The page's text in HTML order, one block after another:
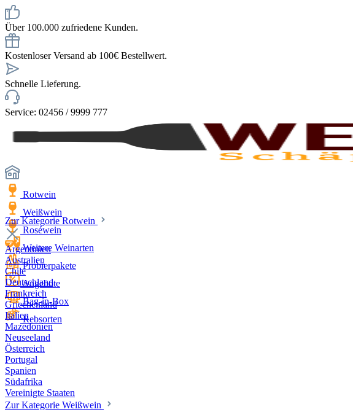
Über 100.000 zufriedene Kunden.
Kostenloser Versand ab 100€ Bestellwert.
Schnelle Lieferung.
Service: 02456 / 9999 777
Rotwein
Weißwein
Roséwein
Weitere Weinarten
Probierpakete
Angebote
Bag-in-Box
Rebsorten
Zur Kategorie Rotwein
Argentinien
Australien
Chile
Deutschland
Frankreich
Griechenland
Italien
Mazedonien
Neuseeland
Österreich
Portugal
Spanien
Südafrika
Vereinigte Staaten
Zur Kategorie Weißwein